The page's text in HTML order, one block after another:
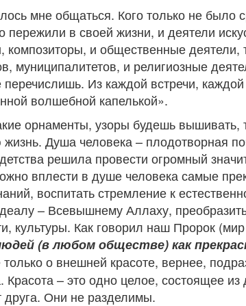
мне общаться. Кого только не было
пережили в своей жизни, и деятели
и общественные деятели,
муниципалитетов, и религиозные
Из каждой встречи,
волшебной капелькой».
орнаменты, узоры будешь вышивать,
Душа человека – плодотворная
решила провести огромный
вплести в душе человека самые
воспитать стремление к
– Всевышнему Аллаху,
культуры. Как говорил наш Пророк
(в любом обществе) как
о внешней красоте, вернее,
Красота – это одно целое, состоящее
друга. Они не разделимы.